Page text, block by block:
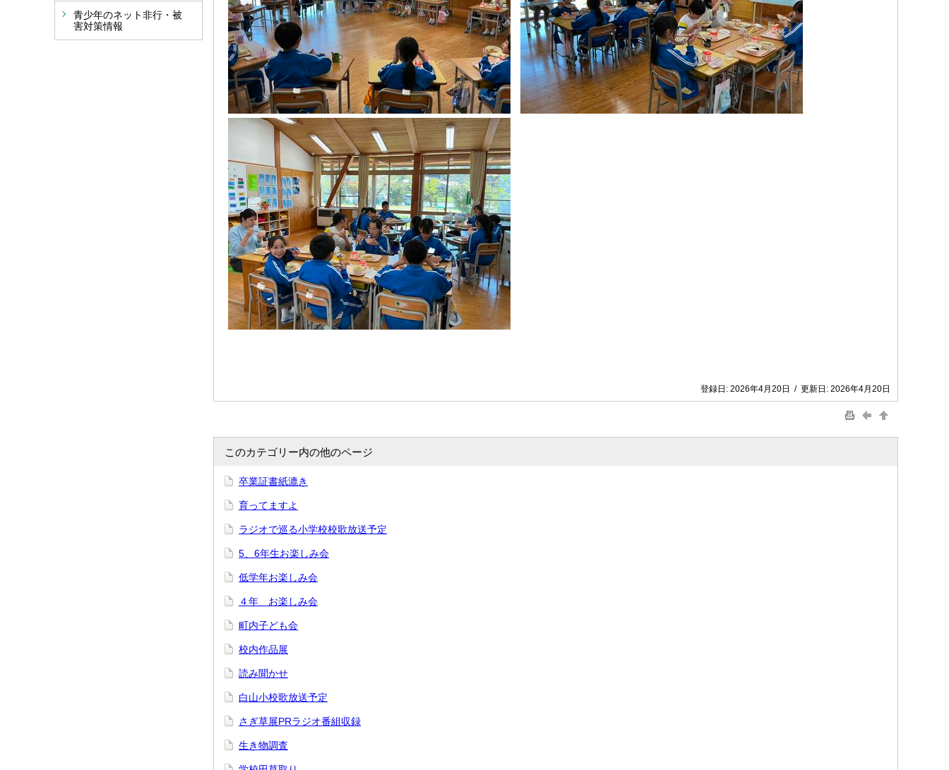
青少年のネット非行・被
害対策情報
登録日: 2026年4月20日 / 更新日: 2026年4月20日
このカテゴリー内の他のページ
卒業証書紙漉き
育ってますよ
ラジオで巡る小学校校歌放送予定
5、6年生お楽しみ会
低学年お楽しみ会
４年 お楽しみ会
町内子ども会
校内作品展
読み聞かせ
白山小校歌放送予定
さぎ草展PRラジオ番組収録
生き物調査